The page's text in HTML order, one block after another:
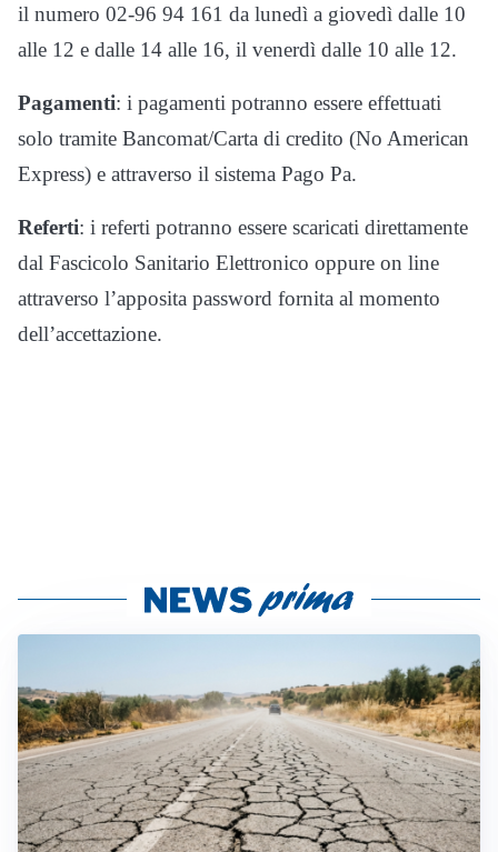
il numero 02-96 94 161 da lunedì a giovedì dalle 10
alle 12 e dalle 14 alle 16, il venerdì dalle 10 alle 12.
Pagamenti: i pagamenti potranno essere effettuati
solo tramite Bancomat/Carta di credito (No American
Express) e attraverso il sistema Pago Pa.
Referti: i referti potranno essere scaricati direttamente
dal Fascicolo Sanitario Elettronico oppure on line
attraverso l’apposita password fornita al momento
dell’accettazione.